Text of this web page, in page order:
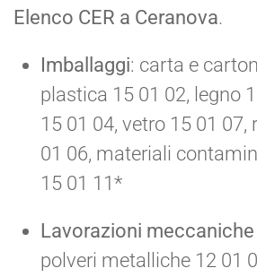
Elenco CER a Ceranova.
Imballaggi: carta e
plastica 15 01 02, legno
15 01 04, vetro 15 01
01 06, materiali
15 01 11*
Lavorazioni meccaniche
polveri metalliche 12 01